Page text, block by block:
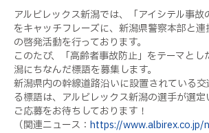
アルビレックス新潟では、「アイシテル事故
をキャッチフレーズに、新潟県警察本部と
の啓発活動を行っております。
このたび、「高齢者事故防止」をテーマと
潟にちなんだ標語を募集します。
新潟県内の幹線道路沿いに設置されている
る標語は、アルビレックス新潟の選手が選定
ご応募をお待ちしております！
（関連ニュース： https://